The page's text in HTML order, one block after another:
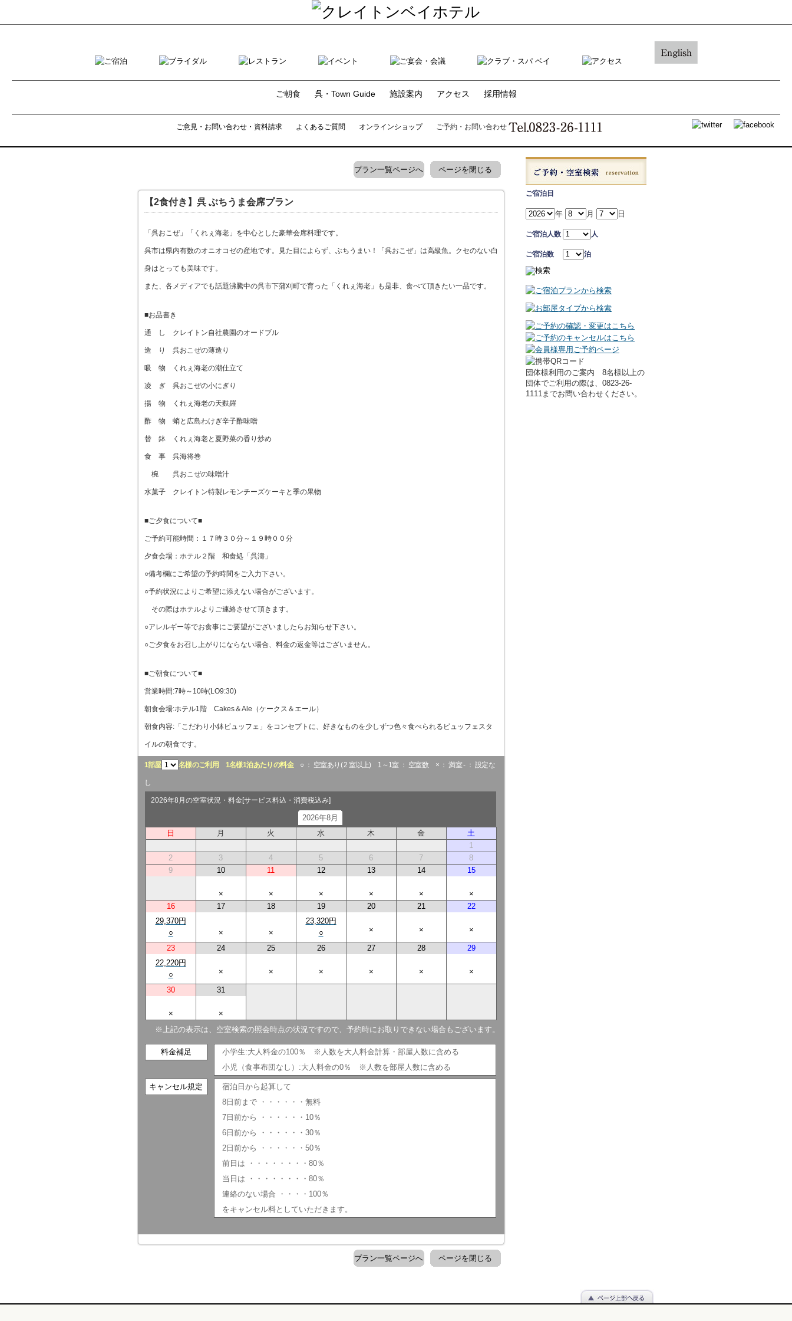
ご朝食 呉・Town Guide 施設案内 アクセス 採用情報
ご意見・お問い合わせ・資料請求 よくあるご質問 オンラインショップ ご予約・お問い合わせ
ページを閉じる
プラン一覧ページへ
【2食付き】呉 ぶちうま会席プラン
「呉おこぜ」「くれぇ海老」を中心とした豪華会席料理です。
呉市は県内有数のオニオコゼの産地です。見た目によらず、ぶちうまい！「呉おこぜ」は高級魚。クセのない白
身はとっても美味です。
また、各メディアでも話題沸騰中の呉市下蒲刈町で育った「くれぇ海老」も是非、食べて頂きたい一品です。
■お品書き
通 し クレイトン自社農園のオードブル
造 り 呉おこぜの薄造り
吸 物 くれぇ海老の潮仕立て
凌 ぎ 呉おこぜの小にぎり
揚 物 くれぇ海老の天麩羅
酢 物 蛸と広島わけぎ辛子酢味噌
替 鉢 くれぇ海老と夏野菜の香り炒め
食 事 呉海将巻
椀 呉おこぜの味噌汁
水菓子 クレイトン特製レモンチーズケーキと季の果物
■ご夕食について■
ご予約可能時間：１７時３０分～１９時００分
夕食会場：ホテル２階 和食処「呉濤」
○備考欄にご希望の予約時間をご入力下さい。
○予約状況によりご希望に添えない場合がございます。
その際はホテルよりご連絡させて頂きます。
○アレルギー等でお食事にご要望がございましたらお知らせ下さい。
○ご夕食をお召し上がりにならない場合、料金の返金等はございません。
■ご朝食について■
営業時間:7時～10時(LO9:30)
朝食会場:ホテル1階 Cakes＆Ale（ケークス＆エール）
朝食内容:「こだわり小鉢ビュッフェ」をコンセプトに、好きなものを少しずつ色々食べられるビュッフェスタ
イルの朝食です。
1部屋 名様のご利用 1名様1泊あたりの料金○ ： 空室あり( 2 室以上) 1～1室 ： 空室数 × ： 満室 - ： 設定な
し
2026年8月の空室状況・料金[サービス料込・消費税込み]
2026年8月
日
月 火 水 木 金
土
1
2
3 4 5 6 7
8
9
10
×
11
×
12
×
13
×
14
×
15
×
16
29,370円
○
17
×
18
×
19
23,320円
○
20
×
21
×
22
×
23
22,220円
○
24
×
25
×
26
×
27
×
28
×
29
×
30
×
31
×
※上記の表示は、空室検索の照会時点の状況ですので、予約時にお取りできない場合もございます。
料金補足
小学生:大人料金の100％ ※人数を大人料金計算・部屋人数に含める
小児（食事布団なし）:大人料金の0％ ※人数を部屋人数に含める
キャンセル規定
宿泊日から起算して
8日前まで ・・・・・・無料
7日前から ・・・・・・10％
6日前から ・・・・・・30％
2日前から ・・・・・・50％
前日は ・・・・・・・・80％
当日は ・・・・・・・・80％
連絡のない場合 ・・・・100％
をキャンセル料としていただきます。
ページを閉じる
プラン一覧ページへ
ご宿泊日
年 月 日
ご宿泊人数 人
ご宿泊数 泊
団体様利用のご案内 8名様以上の
団体でご利用の際は、0823-26-
1111までお問い合わせください。